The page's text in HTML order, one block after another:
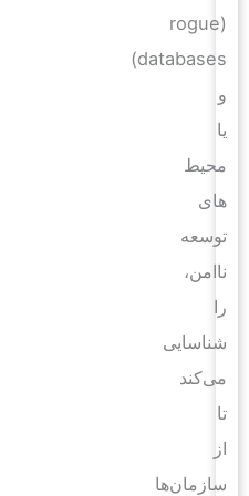
(rogue
databases)
محیط
های
توسعه
ناامن،
شناسایی
می‌کند
سازمان‌ها